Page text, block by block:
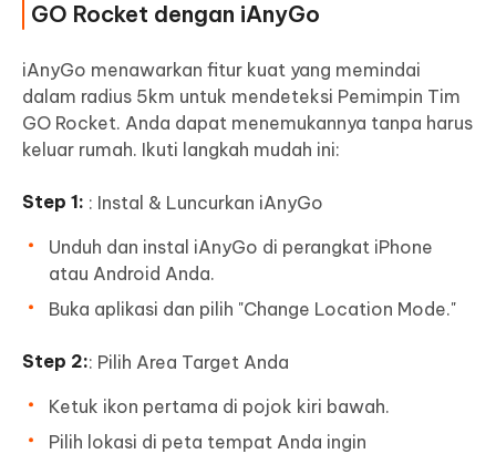
GO Rocket dengan iAnyGo
iAnyGo menawarkan fitur kuat yang memindai
dalam radius 5km untuk mendeteksi Pemimpin Tim
GO Rocket. Anda dapat menemukannya tanpa harus
keluar rumah. Ikuti langkah mudah ini:
: Instal & Luncurkan iAnyGo
Unduh dan instal iAnyGo di perangkat iPhone
atau Android Anda.
Buka aplikasi dan pilih "Change Location Mode."
: Pilih Area Target Anda
Ketuk ikon pertama di pojok kiri bawah.
Pilih lokasi di peta tempat Anda ingin